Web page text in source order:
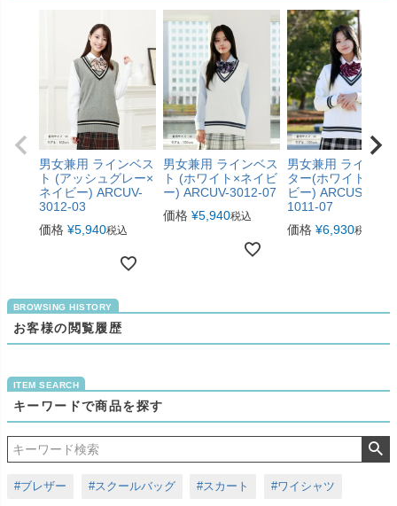
男女兼用 ラインベス
ト (アッシュグレー×
ネイビー) ARCUV-
3012-03
価格 ¥5,940税込
男女兼用 ラインベス
ト (ホワイト×ネイビ
ー) ARCUV-3012-07
価格 ¥5,940税込
男女兼用 ラインセ
ター(ホワイト×ネイ
ビー) ARCUSW-
1011-07
価格 ¥6,930税込
お客様の閲覧履歴
キーワードで商品を探す
#ブレザー #スクールバッグ #スカート #ワイシャツ